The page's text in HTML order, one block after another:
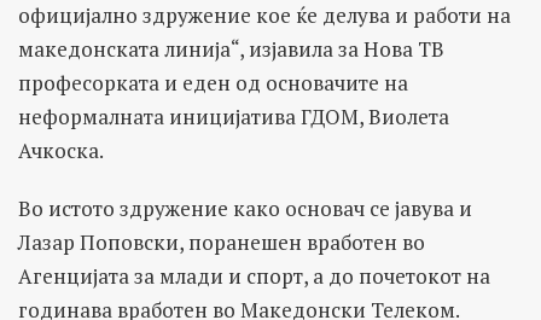
официјално здружение кое ќе делува и работи на
македонската линија“, изјавила за Нова ТВ
професорката и еден од основачите на
неформалната иницијатива ГДОМ, Виолета
Ачкоска.
Во истото здружение како основач се јавува и
Лазар Поповски, поранешен вработен во
Агенцијата за млади и спорт, а до почетокот на
годинава вработен во Македонски Телеком.